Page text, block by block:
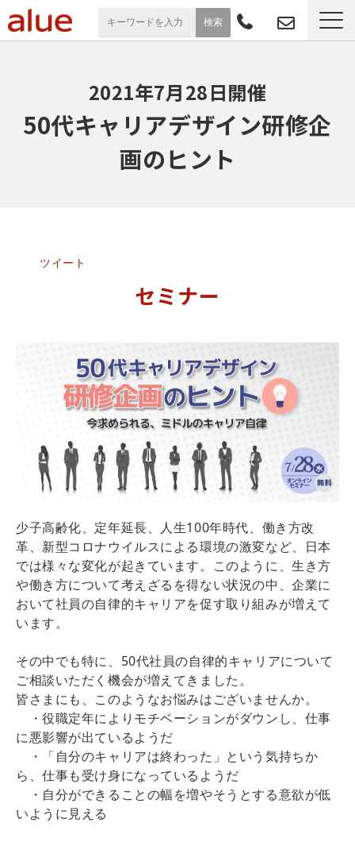
導入事例
お役立ち情報
2021年7月28日開催
50代キャリアデザイン研修企
画のヒント
ツイート
セミナー
少子高齢化、定年延長、人生100年時代、働き方改
革、新型コロナウイルスによる環境の激変など、日本
では様々な変化が起きています。このように、生き方
や働き方について考えざるを得ない状況の中、企業に
おいて社員の自律的キャリアを促す取り組みが増えて
います。
その中でも特に、50代社員の自律的キャリアについて
ご相談いただく機会が増えてきました。
皆さまにも、このようなお悩みはございませんか。
・役職定年によりモチベーションがダウンし、仕事
に悪影響が出ているようだ
・「自分のキャリアは終わった」という気持ちか
ら、仕事も受け身になっているようだ
・自分ができることの幅を増やそうとする意欲が低
いように見える